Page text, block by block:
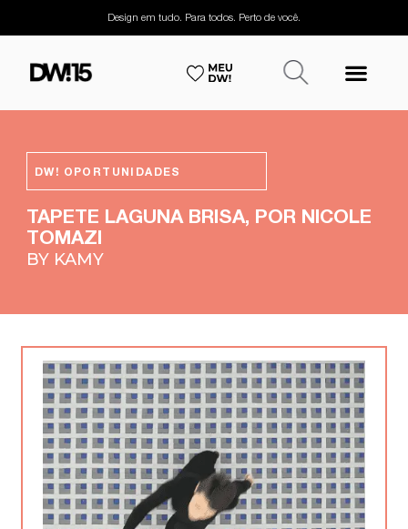
Design em tudo. Para todos. Perto de você.
DW! OPORTUNIDADES
TAPETE LAGUNA BRISA, POR NICOLE
TOMAZI
BY KAMY